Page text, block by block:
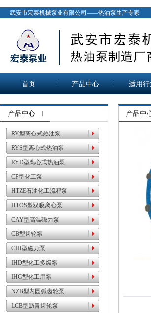
武安市宏泰机械泵业有限公司——热油泵生产专家
首页 产品中心 适用行
产品中心
RY型离心式热油泵
RYS型离心式热油泵
RYD型离心式热油泵
CP型化工泵
HTZE石油化工流程泵
HTOS型双吸离心泵
CAY型高温磁力泵
CB型齿轮泵
CIH型磁力泵
IHD型化工多级泵
IHG型化工用泵
NZB型内园弧齿轮泵
LCB型沥青齿轮泵
产品中